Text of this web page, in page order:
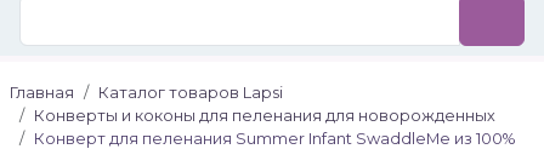
Главная
Каталог товаров Lapsi
Конверты и коконы для пеленания для новорожденных
Конверт для пеленания Summer Infant SwaddleMe из 100%